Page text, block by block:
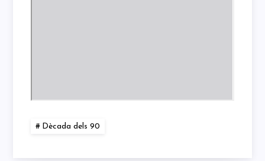
Dècada dels 90